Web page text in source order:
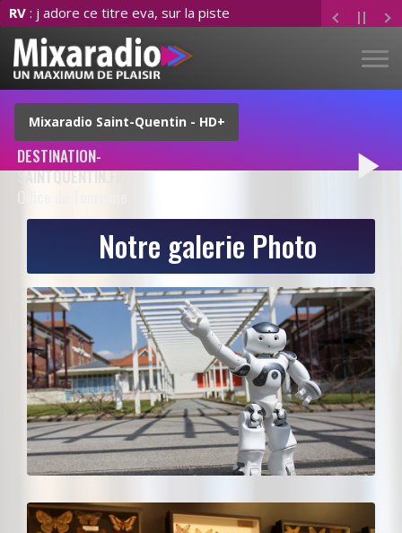
RV : j adore ce titre eva, sur la piste
DESTINATION-
SAINTQUENTIN.FR
Office de Tourisme
play_arrow
Notre galerie Photo